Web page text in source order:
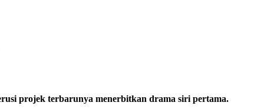
projek terbarunya menerbitkan drama siri pertama.